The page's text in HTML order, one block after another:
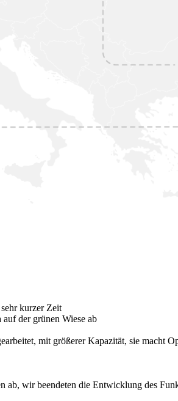
kurzer Zeit
der grünen Wiese ab
mit größerer Kapazität, sie macht
wir beendeten die Entwicklung des